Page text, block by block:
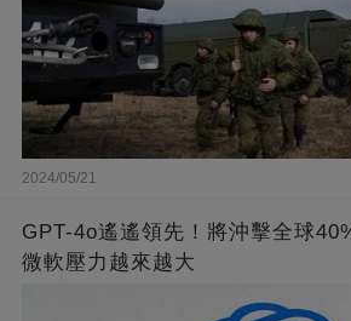
2024/05/21
GPT-4o遙遙領先！將沖擊全球
微軟壓力越來越大